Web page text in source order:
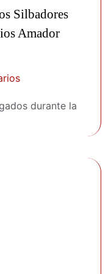
Silbadores
Amador
durante la